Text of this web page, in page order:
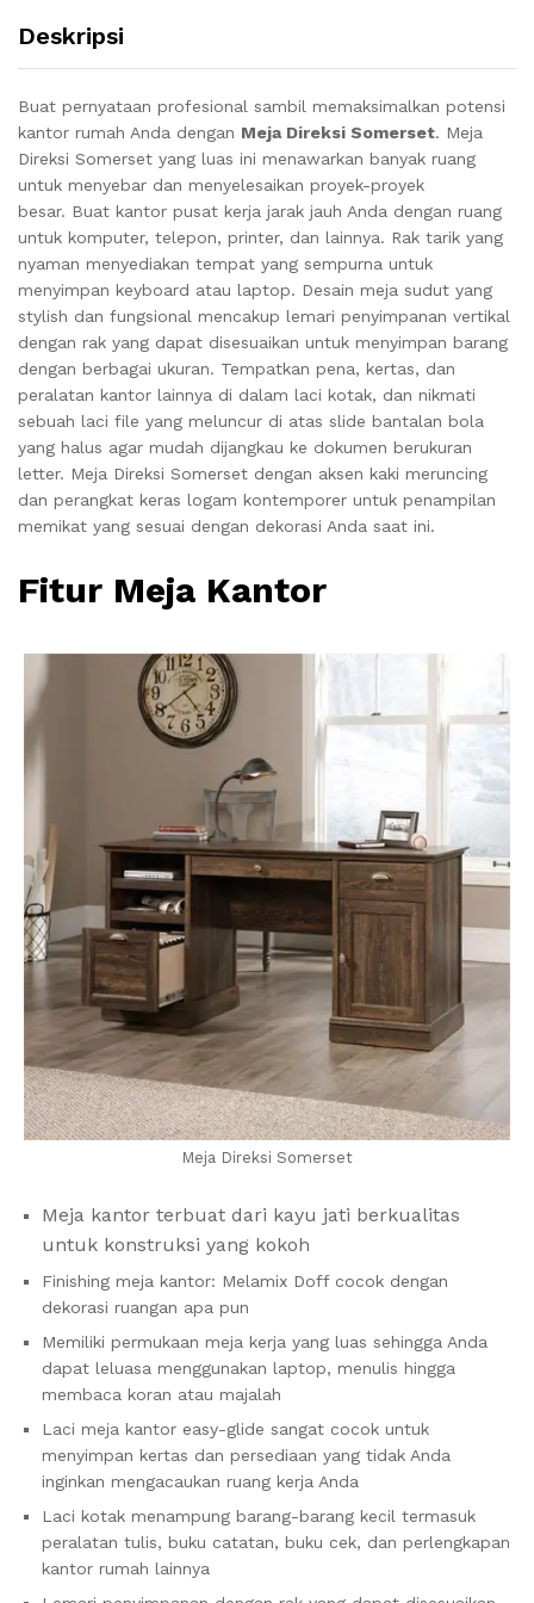
Deskripsi
Buat pernyataan profesional sambil memaksimalkan potensi
kantor rumah Anda dengan Meja Direksi Somerset. Meja
Direksi Somerset yang luas ini menawarkan banyak ruang
untuk menyebar dan menyelesaikan proyek-proyek
besar. Buat kantor pusat kerja jarak jauh Anda dengan ruang
untuk komputer, telepon, printer, dan lainnya. Rak tarik yang
nyaman menyediakan tempat yang sempurna untuk
menyimpan keyboard atau laptop. Desain meja sudut yang
stylish dan fungsional mencakup lemari penyimpanan vertikal
dengan rak yang dapat disesuaikan untuk menyimpan barang
dengan berbagai ukuran. Tempatkan pena, kertas, dan
peralatan kantor lainnya di dalam laci kotak, dan nikmati
sebuah laci file yang meluncur di atas slide bantalan bola
yang halus agar mudah dijangkau ke dokumen berukuran
letter. Meja Direksi Somerset dengan aksen kaki meruncing
dan perangkat keras logam kontemporer untuk penampilan
memikat yang sesuai dengan dekorasi Anda saat ini.
Fitur Meja Kantor
Meja Direksi Somerset
Meja kantor terbuat dari kayu jati berkualitas
untuk konstruksi yang kokoh
Finishing meja kantor: Melamix Doff cocok dengan
dekorasi ruangan apa pun
Memiliki permukaan meja kerja yang luas sehingga Anda
dapat leluasa menggunakan laptop, menulis hingga
membaca koran atau majalah
Laci meja kantor easy-glide sangat cocok untuk
menyimpan kertas dan persediaan yang tidak Anda
inginkan mengacaukan ruang kerja Anda
Laci kotak menampung barang-barang kecil termasuk
peralatan tulis, buku catatan, buku cek, dan perlengkapan
kantor rumah lainnya